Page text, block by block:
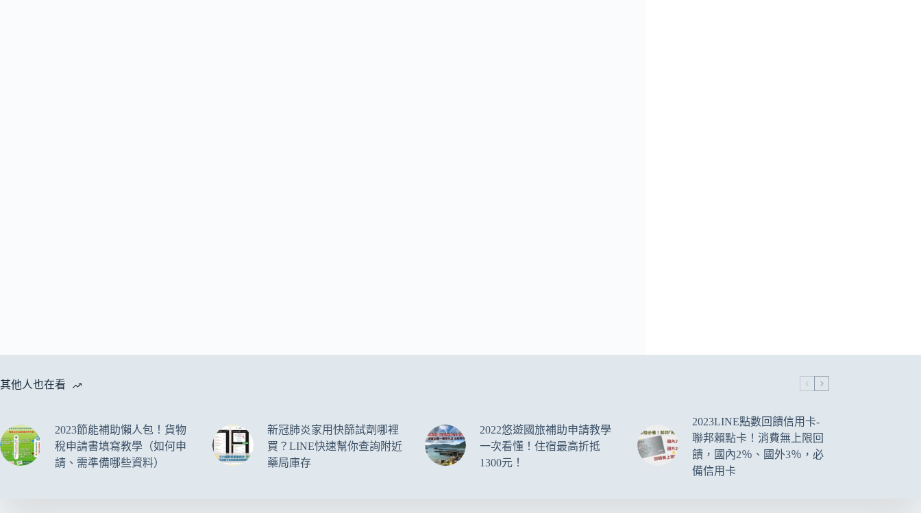
其他人也在看
2023節能補助懶人包！貨物
稅申請書填寫教學（如何申
請、需準備哪些資料）
新冠肺炎家用快篩試劑哪裡
買？LINE快速幫你查詢附近
藥局庫存
2022悠遊國旅補助申請教學
一次看懂！住宿最高折抵
1300元！
2023LINE點數回饋信用卡-
聯邦賴點卡！消費無上限回
饋，國內2％、國外3％，必
備信用卡